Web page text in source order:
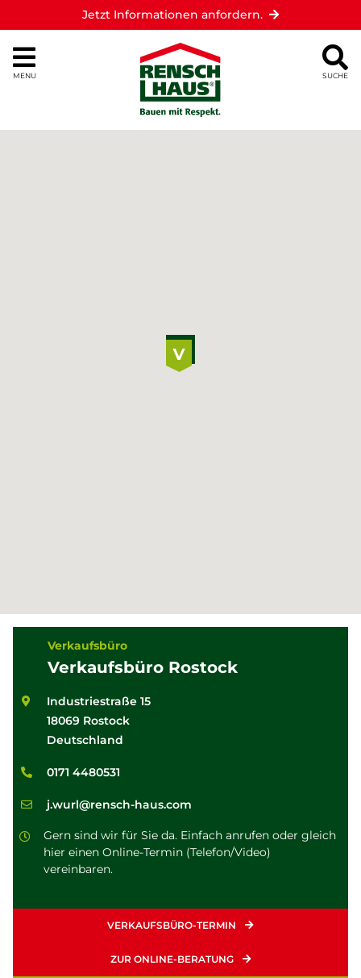
Jetzt Informationen anfordern.
MENU SUCHE
Verkaufsbüro
Verkaufsbüro Rostock
Industriestraße 15
18069 Rostock
Deutschland
0171 4480531
j.wurl@rensch-haus.com
Gern sind wir für Sie da. Einfach anrufen oder gleich
hier einen Online-Termin (Telefon/Video)
vereinbaren.
VERKAUFSBÜRO-TERMIN
ZUR ONLINE-BERATUNG